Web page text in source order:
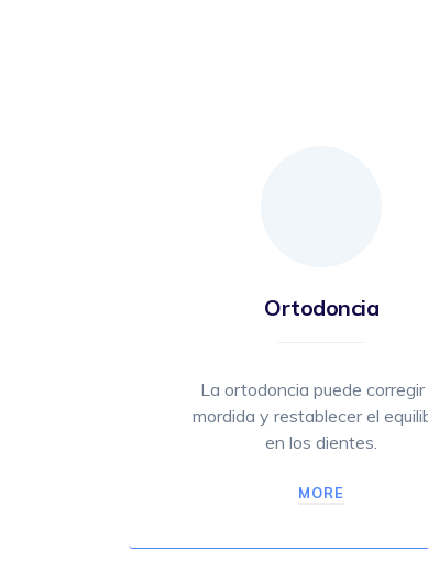
Ortodoncia
La ortodoncia puede corregir
mordida y restablecer el
en los dientes.
MORE